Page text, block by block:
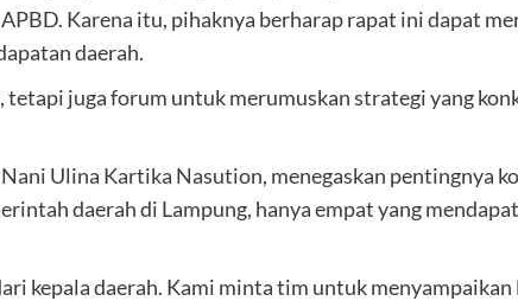
Karena itu, pihaknya berharap rapat ini dapat
daerah.
juga forum untuk merumuskan strategi yang
Ulina Kartika Nasution, menegaskan pentingnya
daerah di Lampung, hanya empat yang
kepala daerah. Kami minta tim untuk menyampaikan